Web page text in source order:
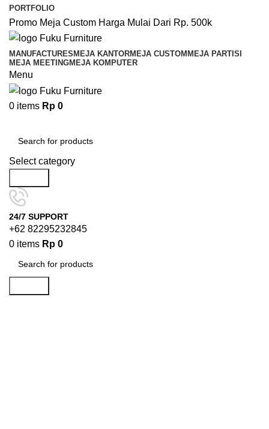
PORTFOLIO
Promo Meja Custom Harga Mulai Dari Rp. 500k
MANUFACTURES MEJA KANTORMEJA CUSTOM MEJA PARTISI
MEJA MEETINGMEJA KOMPUTER
Menu
0 items Rp 0
Select category
24/7 SUPPORT
+62 82295232845
0 items Rp 0